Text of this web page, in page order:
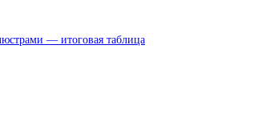
— итоговая таблица